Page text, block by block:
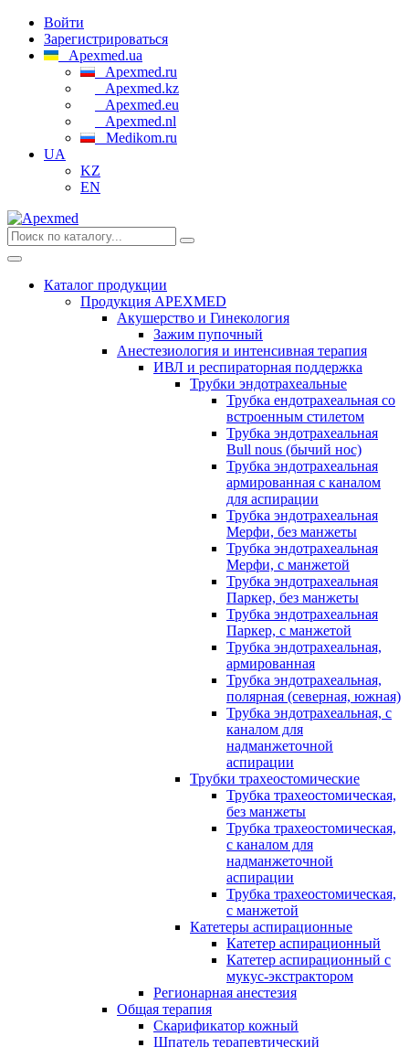
Войти
Зарегистрироваться
Apexmed.ua
Apexmed.ru
Apexmed.kz
Apexmed.eu
Apexmed.nl
Medikom.ru
UA
KZ
EN
Каталог продукции
Продукция APEXMED
Акушерство и Гинекология
Зажим пупочный
Анестезиология и интенсивная терапия
ИВЛ и респираторная поддержка
Трубки эндотрахеальные
Трубка ендотрахеальная со
встроенным стилетом
Трубка эндотрахеальная
Bull nous (бычий нос)
Трубка эндотрахеальная
армированная с каналом
для аспирации
Трубка эндотрахеальная
Мерфи, без манжеты
Трубка эндотрахеальная
Мерфи, с манжетой
Трубка эндотрахеальная
Паркер, без манжеты
Трубка эндотрахеальная
Паркер, с манжетой
Трубка эндотрахеальная,
армированная
Трубка эндотрахеальная,
полярная (северная, южная)
Трубка эндотрахеальная, с
каналом для
надманжеточной
аспирации
Трубки трахеостомические
Трубка трахеостомическая,
без манжеты
Трубка трахеостомическая,
с каналом для
надманжеточной
аспирации
Трубка трахеостомическая,
с манжетой
Катетеры аспирационные
Катетер аспирационный
Катетер аспирационный с
мукус-экстрактором
Регионарная анестезия
Общая терапия
Скарификатор кожный
Шпатель терапевтический